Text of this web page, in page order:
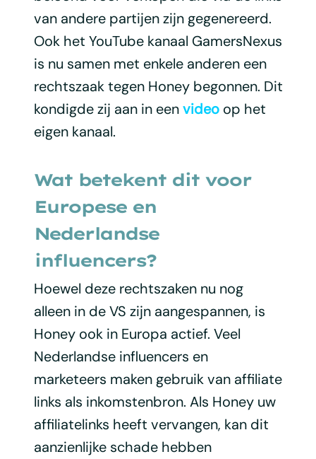
van andere partijen zijn gegenereerd.
Ook het YouTube kanaal GamersNexus
is nu samen met enkele anderen een
rechtszaak tegen Honey begonnen. Dit
kondigde zij aan in eenvideoop het
eigen kanaal.
Wat betekent dit voor
Europese en
Nederlandse
influencers?
Hoewel deze rechtszaken nu nog
alleen in de VS zijn aangespannen, is
Honey ook in Europa actief. Veel
Nederlandse influencers en
marketeers maken gebruik van affiliate
links als inkomstenbron. Als Honey uw
affiliatelinks heeft vervangen, kan dit
aanzienlijke schade hebben